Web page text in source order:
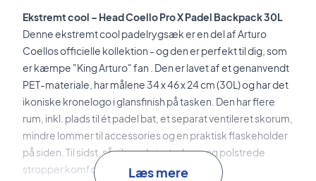
Ekstremt cool – Head Coello Pro X Padel Backpack 30L
Denne ekstremt cool padelrygsæk er en del af Arturo
Coellos officielle kollektion - og den er perfekt til dig, som
er kæmpe "King Arturo" fan . Den er lavet af et genanvendt
PET-materiale, har målene34 x 46 x 24 cm (30L)og har det
ikoniske kronelogo i glansfinish på tasken. Den har flere
rum, inkl. plads til ét padel bat, et separat ventileret skorum,
mindre lommer til accessories og en praktisk flaskeholder
på siden. Til sidst, så sikrer de justerbare og polstrede
stropper komfort på farten!Læs mere